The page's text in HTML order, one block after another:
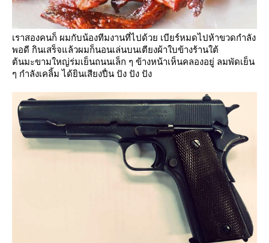
เราสองคนก็ ผมกับน้องทีมงานที่ไปด้วย เบียร์หมดไปห้าขวดกำลัง
พอดี กินเสร็จแล้วผมก็นอนเล่นบนเตียงผ้าใบข้างร้านใต้
ต้นมะขามใหญ่ร่มเย็นถนนเล็ก ๆ ข้างหน้าเห็นคลองอยู่ ลมพัดเย็น
ๆ กำลังเคลิ้ม ได้ยินเสียงปื่น ปัง ปัง ปัง